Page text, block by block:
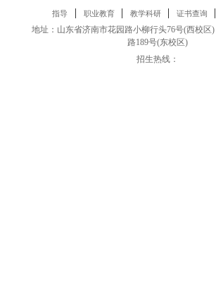
指导 | 职业教育 | 教学科研 | 证书查询 |
地址：山东省济南市花园路小柳行头76号(西校区
路189号(东校区)
招生热线：